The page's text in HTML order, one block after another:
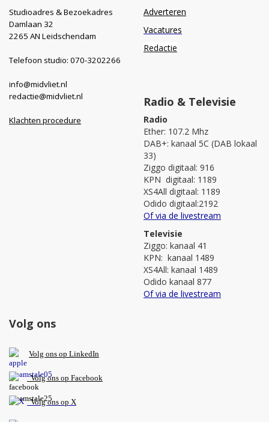
Studioadres & Bezoekadres
Damlaan 32
2265 AN Leidschendam
Telefoon studio: 070-3202266
info@midvliet.nl
redactie@midvliet.nl
Klachten procedure
Adverteren
Vacatures
Redactie
Radio & Televisie
Radio
Ether: 107.2 Mhz
DAB+: kanaal 5C (DAB lokaal
33)
Ziggo digitaal: 916
KPN digitaal: 1189
XS4All digitaal: 1189
Odido digitaal:2192
Of via de livestream
Televisie
Ziggo: kanaal 41
KPN: kanaal 1489
XS4All: kanaal 1489
Odido kanaal 877
Of via de livestream
Volg ons
Volg ons op LinkedIn
Volg ons op Facebook
Volg ons op X